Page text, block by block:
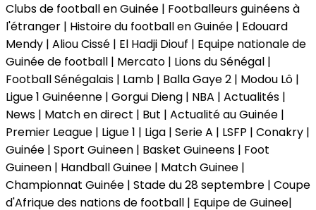
Clubs de football en Guinée | Footballeurs guinéens à
l'étranger | Histoire du football en Guinée | Edouard
Mendy | Aliou Cissé | El Hadji Diouf | Equipe nationale de
Guinée de football | Mercato | Lions du Sénégal |
Football Sénégalais | Lamb | Balla Gaye 2 | Modou Lô |
Ligue 1 Guinéenne | Gorgui Dieng | NBA | Actualités |
News | Match en direct | But | Actualité au Guinée |
Premier League | Ligue 1 | Liga | Serie A | LSFP | Conakry |
Guinée | Sport Guineen | Basket Guineens | Foot
Guineen | Handball Guinee | Match Guinee |
Championnat Guinée | Stade du 28 septembre | Coupe
d'Afrique des nations de football | Equipe de Guinee|